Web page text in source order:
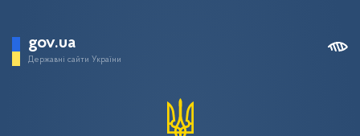
gov.ua
Державні сайти України